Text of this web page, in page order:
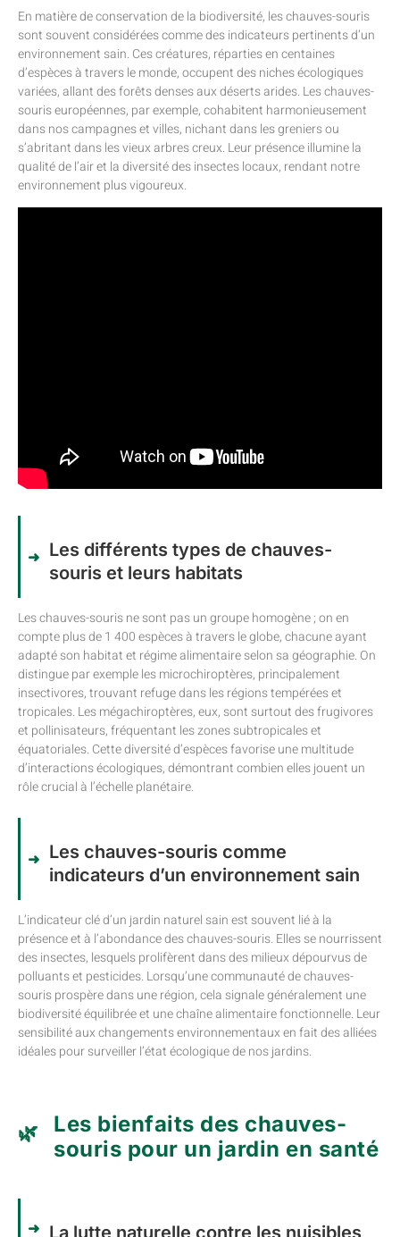
En matière de conservation de la biodiversité, les chauves-souris
sont souvent considérées comme des indicateurs pertinents d’un
environnement sain. Ces créatures, réparties en centaines
d’espèces à travers le monde, occupent des niches écologiques
variées, allant des forêts denses aux déserts arides. Les chauves-
souris européennes, par exemple, cohabitent harmonieusement
dans nos campagnes et villes, nichant dans les greniers ou
s’abritant dans les vieux arbres creux. Leur présence illumine la
qualité de l’air et la diversité des insectes locaux, rendant notre
environnement plus vigoureux.
Les différents types de chauves-
souris et leurs habitats
Les chauves-souris ne sont pas un groupe homogène ; on en
compte plus de 1 400 espèces à travers le globe, chacune ayant
adapté son habitat et régime alimentaire selon sa géographie. On
distingue par exemple les microchiroptères, principalement
insectivores, trouvant refuge dans les régions tempérées et
tropicales. Les mégachiroptères, eux, sont surtout des frugivores
et pollinisateurs, fréquentant les zones subtropicales et
équatoriales. Cette diversité d’espèces favorise une multitude
d’interactions écologiques, démontrant combien elles jouent un
rôle crucial à l’échelle planétaire.
Les chauves-souris comme
indicateurs d’un environnement sain
L’indicateur clé d’un jardin naturel sain est souvent lié à la
présence et à l’abondance des chauves-souris. Elles se nourrissent
des insectes, lesquels prolifèrent dans des milieux dépourvus de
polluants et pesticides. Lorsqu’une communauté de chauves-
souris prospère dans une région, cela signale généralement une
biodiversité équilibrée et une chaîne alimentaire fonctionnelle. Leur
sensibilité aux changements environnementaux en fait des alliées
idéales pour surveiller l’état écologique de nos jardins.
Les bienfaits des chauves-
souris pour un jardin en santé